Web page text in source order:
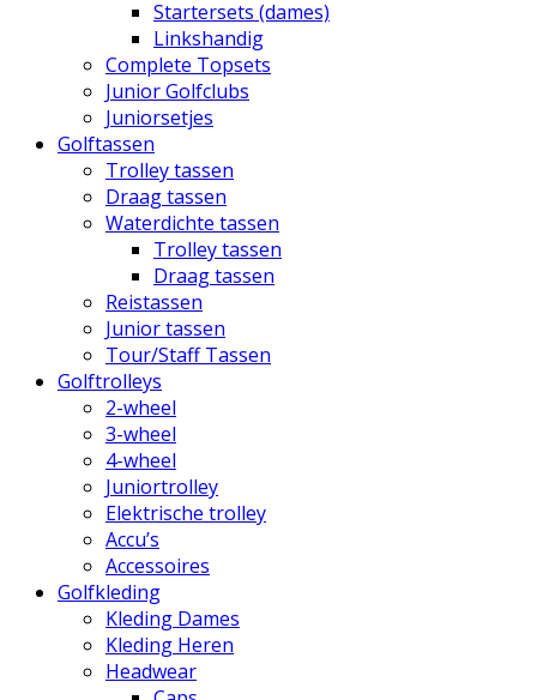
Startersets (dames)
Linkshandig
Complete Topsets
Junior Golfclubs
Juniorsetjes
Golftassen
Trolley tassen
Draag tassen
Waterdichte tassen
Trolley tassen
Draag tassen
Reistassen
Junior tassen
Tour/Staff Tassen
Golftrolleys
2-wheel
3-wheel
4-wheel
Juniortrolley
Elektrische trolley
Accu’s
Accessoires
Golfkleding
Kleding Dames
Kleding Heren
Headwear